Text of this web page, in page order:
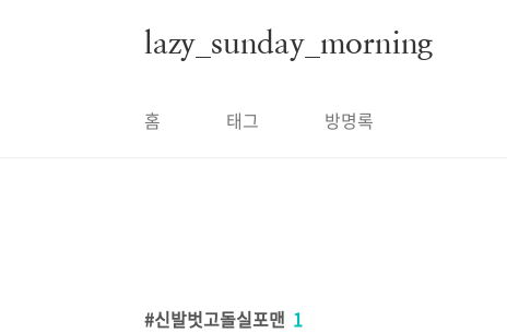
lazy_sunday_morning
홈 태그 방명록
신발벗고돌실포맨 1